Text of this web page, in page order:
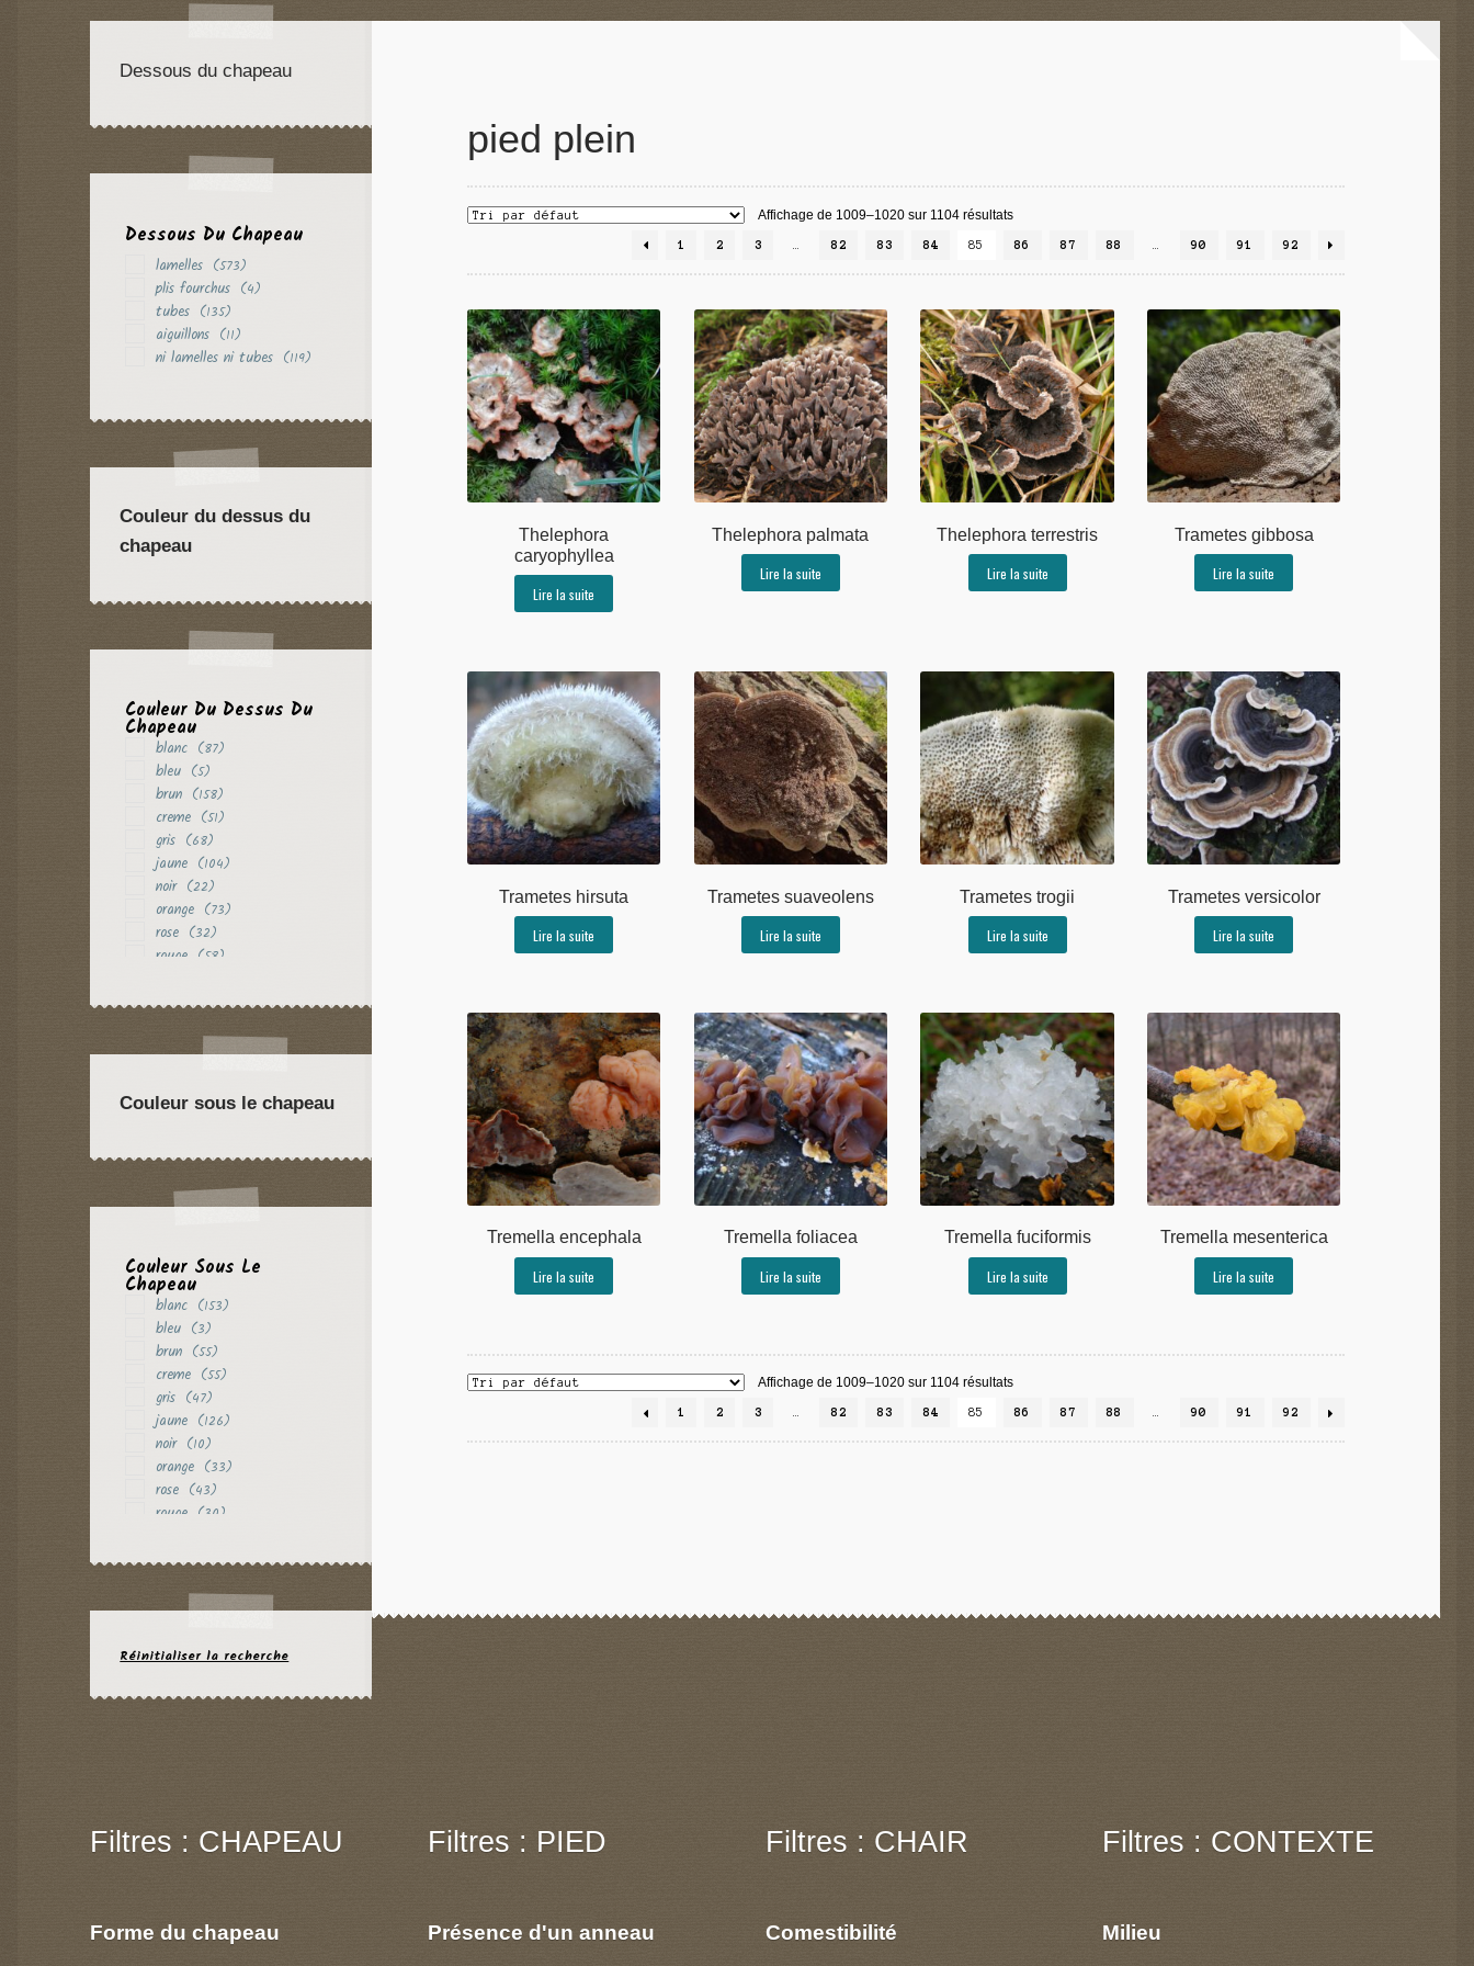
pied plein
Affichage de 1009–1020 sur 1104 résultats
1 2 3 82 83 84 85 86 87 88 90 91 92
Thelephora
caryophyllea
Lire la suite
Thelephora palmata
Lire la suite
Thelephora terrestris
Lire la suite
Trametes gibbosa
Lire la suite
Trametes hirsuta
Lire la suite
Trametes suaveolens
Lire la suite
Trametes trogii
Lire la suite
Trametes versicolor
Lire la suite
Tremella encephala
Lire la suite
Tremella foliacea
Lire la suite
Tremella fuciformis
Lire la suite
Tremella mesenterica
Lire la suite
Affichage de 1009–1020 sur 1104 résultats
1 2 3 … 82 83 84 85 86 87 88 … 90 91 92
Dessous du chapeau
Dessous Du Chapeau
lamelles (573)
plis fourchus (4)
tubes (135)
aiguillons (11)
ni lamelles ni tubes (119)
Couleur du dessus du
chapeau
Couleur Du Dessus Du
Chapeau
blanc (87)
bleu (5)
brun (158)
creme (51)
gris (68)
jaune (104)
noir (22)
orange (73)
rose (32)
rouge (58)
violet (24)
Couleur sous le chapeau
Couleur Sous Le
Chapeau
blanc (153)
bleu (3)
brun (55)
creme (55)
gris (47)
jaune (126)
noir (10)
orange (33)
rose (43)
rouge (30)
violet (16)
Réinitialiser la recherche
Filtres : CHAPEAU
Forme du chapeau
Filtres : PIED
Présence d'un anneau
Filtres : CHAIR
Comestibilité
Filtres : CONTEXTE
Milieu